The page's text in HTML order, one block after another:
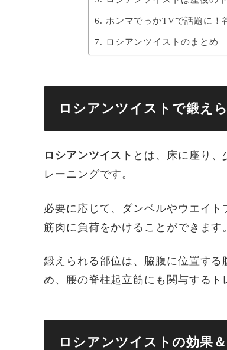
ホンマでっかTVで話題に！
ロシアンツイストのまとめ
ロシアンツイストで鍛え
ロシアンツイスト とは、床に座り
レーニングです。
必要に応じて、ダンベルやウエイ
筋肉に負荷をかけることができます
鍛えられる部位は、脇腹に位置する
め、腰の脊柱起立筋にも関与するト
ロシアンツイストの効果